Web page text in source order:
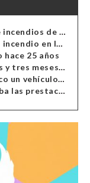
Detenido el autor de una oleada de incendios de contenedores en Almería
Madre e hijo hospitalizados tras un incendio en la cocina de una vivienda en Almería
hace 25 años
Confirmada la condena de tres años y tres meses al hombre de Antas acusado de xenofobia
Cinco heridos al caer por un barranco un vehículo en Alcolea
Detenido un matrimonio que cobraba las prestaciones de ilegales en Almería, Granada, Málaga, Huelva y Murcia